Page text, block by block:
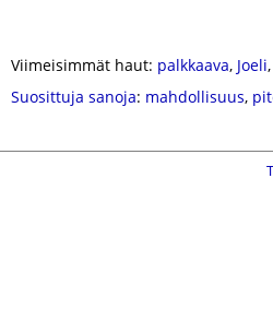
Viimeisimmät haut: palkkaava, Joeli,
Suosittuja sanoja: mahdollisuus,